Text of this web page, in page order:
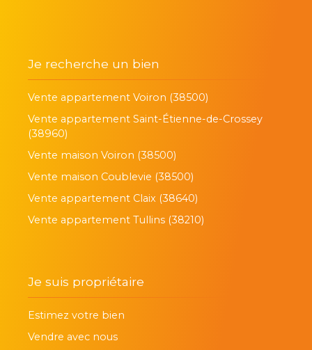
Je recherche un bien
Vente appartement Voiron (38500)
Vente appartement Saint-Étienne-de-Crossey
(38960)
Vente maison Voiron (38500)
Vente maison Coublevie (38500)
Vente appartement Claix (38640)
Vente appartement Tullins (38210)
Je suis propriétaire
Estimez votre bien
Vendre avec nous